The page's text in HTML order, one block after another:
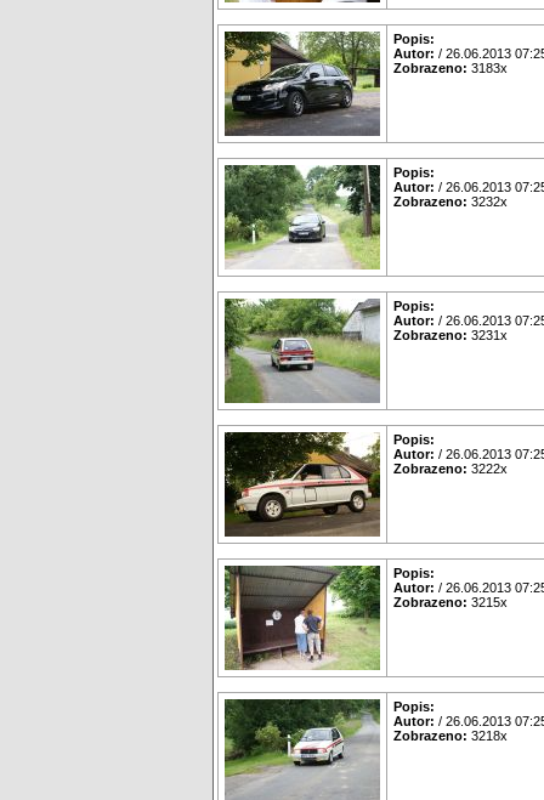
Popis:
Autor: / 26.06.2013
Zobrazeno: 3183x
Popis:
Autor: / 26.06.2013
Zobrazeno: 3232x
Popis:
Autor: / 26.06.2013
Zobrazeno: 3231x
Popis:
Autor: / 26.06.2013
Zobrazeno: 3222x
Popis:
Autor: / 26.06.2013
Zobrazeno: 3215x
Popis:
Autor: / 26.06.2013
Zobrazeno: 3218x